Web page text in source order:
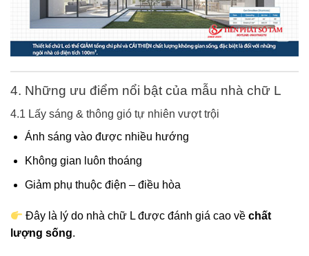
4. Những ưu điểm nổi bật của mẫu nhà chữ L
4.1 Lấy sáng & thông gió tự nhiên vượt trội
Ánh sáng vào được nhiều hướng
Không gian luôn thoáng
Giảm phụ thuộc điện – điều hòa
Đây là lý do nhà chữ L được đánh giá cao vềchất
lượng sống.